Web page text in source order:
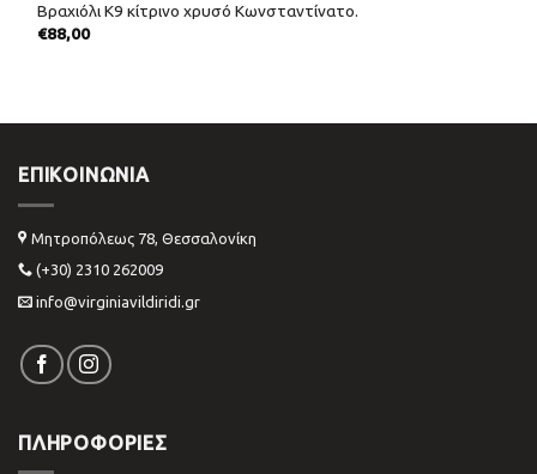
Βραχιόλι Κ9 κίτρινο χρυσό Κωνσταντίνατο.
€88,00
ΕΠΙΚΟΙΝΩΝΊΑ
Μητροπόλεως 78, Θεσσαλονίκη
(+30) 2310 262009
info@virginiavildiridi.gr
ΠΛΗΡΟΦΟΡΙΕΣ